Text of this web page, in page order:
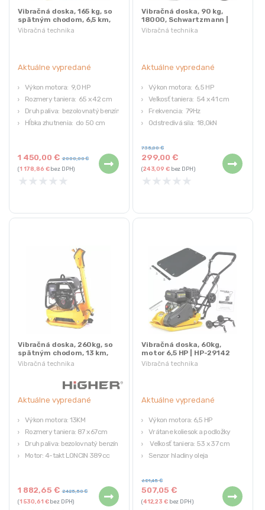
Vibračná technika
Vibračná doska, 165 kg, so
spätným chodom, 6,5 km,
Loncin | HP-29185
Aktuálne vypredané
Výkon motora: 9,0 HP
Rozmery taniera: 65 x 42 cm
Druh paliva: bezolovnatý benzín
Hĺbka zhutnenia: do 50 cm
1 450,00 € 2 000,00€
(1 178,86 €bez DPH)
★ ★ ★ ★ ★
Vibračná technika
Vibračná doska, 90 kg,
18000, Schwartzmann |
SCH-ZG90T (Bazár)
Aktuálne vypredané
Výkon motora: 6,5 HP
Veľkosť taniera: 54 x 41 cm
Frekvencia: 79Hz
Odstredivá sila: 18,0kN
Náš bazár ponúka výrobky so zárukou,
jedná sa o rozbalený tovar – môže isť
o krátko používaný alebo servisovaný,
plne funkčný tovar, často bez
299,00€
735,00€
(243,09 €bez DPH)
★ ★ ★ ★ ★
Vibračná technika
Vibračná doska, 260kg, so
spätným chodom, 13 km,
Loncin | HP-29195
Aktuálne vypredané
Výkon motora: 13KM
Rozmery taniera: 87 x 67cm
Druh paliva: bezolovnatý benzín
Motor: 4-takt LONCIN 389cc
1 882,65 € 2 425,50€
(1 530,61 €bez DPH)
Vibračná technika
Vibračná doska, 60kg,
motor 6,5 HP | HP-29142
Aktuálne vypredané
Výkon motora: 6,5 HP
Vrátane koliesok a podložky
Veľkosť taniera: 53 x 37 cm
Senzor hladiny oleja
507,05€
681,45€
(412,23 €bez DPH)